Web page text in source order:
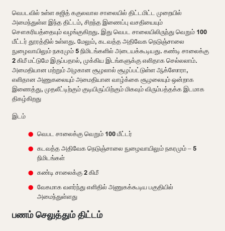
வெபடவில் உள்ள சுஜித் ககுலவால சாலையில் திட்டமிட்ட முறையில்
அமைந்துள்ள இந்த திட்டம், சிறந்த இணைப்பு வசதியையும்
சௌகரியத்தையும் வழங்குகிறது. இது வெபட சாலையிலிருந்து வெறும் 100
மீட்டர் தூரத்தில் உள்ளது. மேலும், கடவத்த அதிவேக நெடுஞ்சாலை
நுழைவாயிலும் நகரமும் 5 நிமிடங்களில் அடையக்கூடியது. கண்டி சாலைக்கு
2 கிமீ மட்டுமே இருப்பதால், முக்கிய இடங்களுக்கு எளிதாக செல்லலாம்.
அமைதியான மற்றும் அழகான சூழலால் சூழப்பட்டுள்ள ஆக்ஸோரா,
எளிதான அணுகலையும் அமைதியான வாழ்க்கை சூழலையும் ஒன்றாக
இணைத்து, முதலீட்டிற்கும் குடியிருப்பிற்கும் மிகவும் விரும்பத்தக்க இடமாக
திகழ்கிறது
இடம்
வெபட சாலைக்கு வெறும் 100 மீட்டர்
கடவத்த அதிவேக நெடுஞ்சாலை நுழைவாயிலும் நகரமும் – 5
நிமிடங்கள்
கண்டி சாலைக்கு 2 கிமீ
வேகமாக வளர்ந்து எளிதில் அணுகக்கூடிய பகுதியில்
அமைந்துள்ளது
பணம் செலுத்தும் திட்டம்